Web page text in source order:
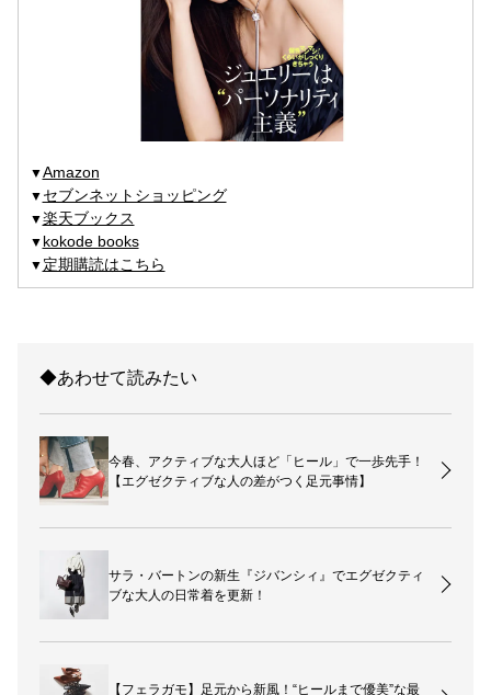
▼Amazon
▼ セブンネットショッピング
▼楽天ブックス
▼ kokode books
▼ 定期購読はこちら
◆あわせて読みたい
今春、アクティブな大人ほど「ヒール」で一歩先手！
【エグゼクティブな人の差がつく足元事情】
サラ・バートンの新生『ジバンシィ』でエグゼクティ
ブな大人の日常着を更新！
【フェラガモ】足元から新風！“ヒールまで優美”な最